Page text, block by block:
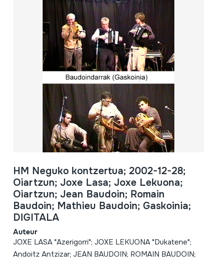
HM Neguko kontzertua; 2002-12-28;
Oiartzun; Joxe Lasa; Joxe Lekuona;
Oiartzun; Jean Baudoin; Romain
Baudoin; Mathieu Baudoin; Gaskoinia;
DIGITALA
Auteur
JOXE LASA "Azerigorri"; JOXE LEKUONA "Dukatene";
Andoitz Antzizar; JEAN BAUDOIN; ROMAIN BAUDOIN;